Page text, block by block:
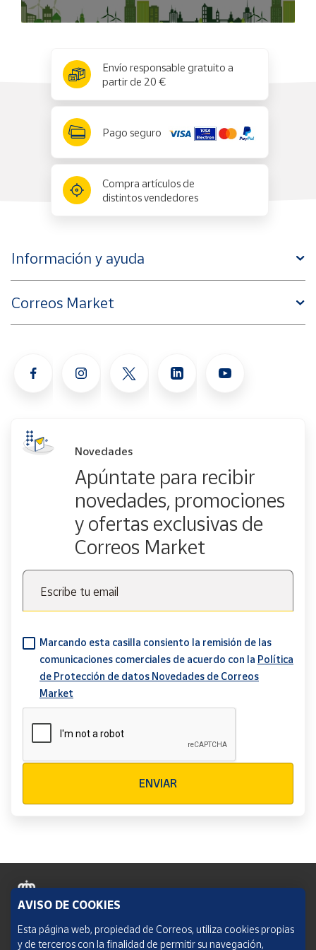
Envío responsable gratuito a
partir de 20 €
Pago seguro
Compra artículos de
distintos vendedores
Información y ayuda
Correos Market
Novedades
Apúntate para recibir
novedades, promociones
y ofertas exclusivas de
Correos Market
Escribe tu email
Marcando esta casilla consiento la remisión de las
comunicaciones comerciales de acuerdo con la Política
de Protección de datos Novedades de Correos
Market
ENVIAR
Política de cookies
AVISO DE COOKIES
Esta página web, propiedad de Correos, utiliza cookies propias
y de terceros con la finalidad de permitir su navegación,